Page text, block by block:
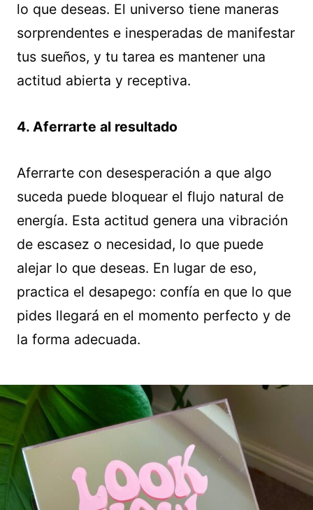
lo que deseas. El universo tiene maneras
sorprendentes e inesperadas de manifestar
tus sueños, y tu tarea es mantener una
actitud abierta y receptiva.
4. Aferrarte al resultado
Aferrarte con desesperación a que algo
suceda puede bloquear el flujo natural de
energía. Esta actitud genera una vibración
de escasez o necesidad, lo que puede
alejar lo que deseas. En lugar de eso,
practica el desapego: confía en que lo que
pides llegará en el momento perfecto y de
la forma adecuada.